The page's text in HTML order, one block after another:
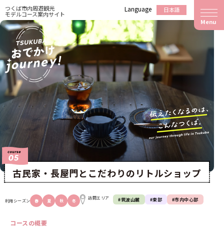
つくば市内周遊観光
モデルコース案内サイト
Language
日本語
Menu
古民家・長屋門とこだわりのリトルショップ
利用シーズン 春 夏 秋 冬
訪問エリア #筑波山麓 #東部 #市内中心部
コースの概要